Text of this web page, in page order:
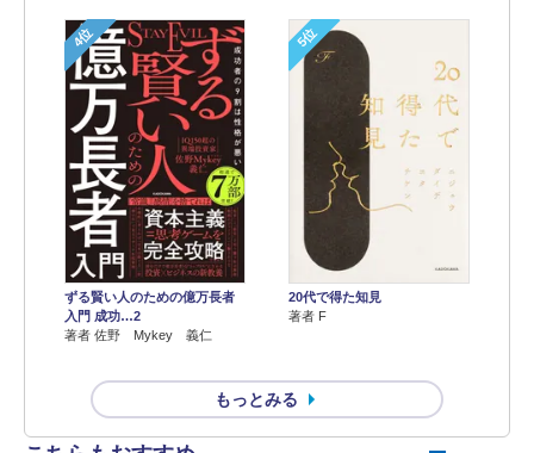
4位
ずる賢い人のための億万長者
入門 成功…2
著者 佐野 Mykey 義仁
5位
20代で得た知見
著者 F
もっとみる